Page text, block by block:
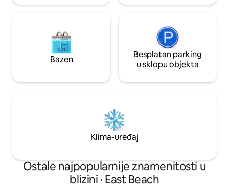
krstarenje
Bazen
Besplatan parking
u sklopu objekta
Klima-uređaj
Ostale najpopularnije znamenitosti u
blizini · East Beach